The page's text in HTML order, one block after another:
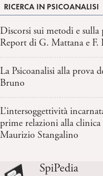
RICERCA IN PSICOANALISI
Discorsi sui metodi e sulla
Report di G. Mattana e F.
La Psicoanalisi alla prova
Bruno
L’intersoggettività
prime relazioni alla
Maurizio Stangalino
SpiPedia